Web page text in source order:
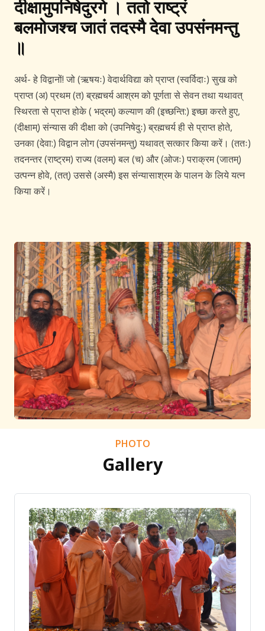
दीक्षामुपनिषेदुरगे । ततो राष्ट्रं
बलमोजश्च जातं तदस्मै देवा उपसंनमन्तु
॥
अर्थ- हे विद्वानों! जो (ऋषयः) वेदार्थविद्या को प्राप्त (स्वर्विदाः) सुख को
प्राप्त (अ) प्रथम (त) ब्रह्मचर्य आश्रम को पूर्णता से सेवन तथा यथावत्
स्थिरता से प्राप्त होके ( भद्रम्) कल्याण की (इच्छन्ति:) इच्छा करते हुए,
(दीक्षाम्) संन्यास की दीक्षा को (उपनिषेदुः) ब्रह्मचर्य ही से प्राप्त होते,
उनका (देवा:) विद्वान लोग (उपसंनमन्तु) यथावत् सत्कार किया करें। (ततः)
तदनन्तर (राष्ट्रम) राज्य (वलम्) बल (च) और (ओजः) पराक्रम (जातम्)
उत्पन्न होवे, (तत्) उससे (अस्मै) इस संन्यासाश्रम के पालन के लिये यत्न
किया करें।
PHOTO
Gallery